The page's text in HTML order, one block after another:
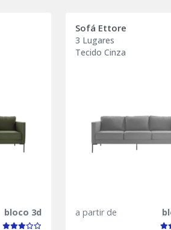
bloco 3d
Sofá Ettore
3 Lugares
Tecido Cinza
a partir de